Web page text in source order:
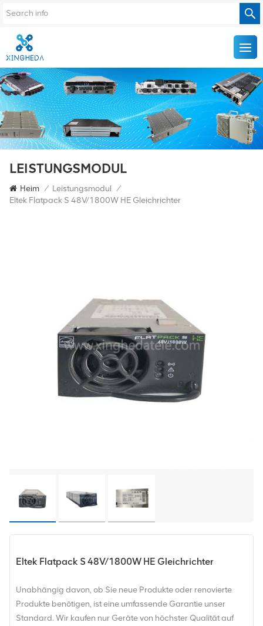
LEISTUNGSMODUL
Heim / Leistungsmodul /
Eltek Flatpack S 48V/1800W HE Gleichrichter
Eltek Flatpack S 48V/1800W HE Gleichrichter
Unabhängig davon, ob Sie neue Produkte oder renovierte
Produkte benötigen, ist eine umfassende Garantie unser
Standard. Wir kaufen nur Geräte von höchster Qualität auf